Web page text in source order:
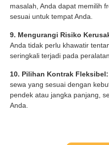
masalah, Anda dapat memilih
sesuai untuk tempat Anda.
9. Mengurangi Risiko
Anda tidak perlu khawatir
seringkali terjadi pada
10. Pilihan Kontrak Fleksibel:
sewa yang sesuai dengan
pendek atau jangka panjang,
Anda.